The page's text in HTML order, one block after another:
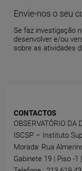
Envie-nos o seu
Se faz investigação
desenvolver e/ou
sobre as atividades
CONTACTOS
OBSERVATÓRIO DA
ISCSP – Instituto
Morada: Rua
Gabinete 19 | Piso -1